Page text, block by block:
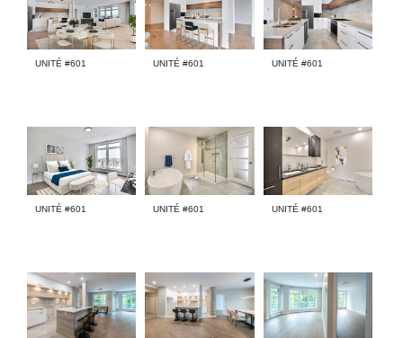
UNITÉ #601 UNITÉ #601 UNITÉ #601
UNITÉ #601 UNITÉ #601 UNITÉ #601